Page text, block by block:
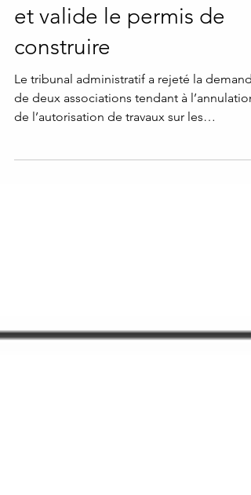
recours des associations
et valide le permis de
construire
Le tribunal administratif a rejeté la
de deux associations tendant à l’annulation
immeubles...